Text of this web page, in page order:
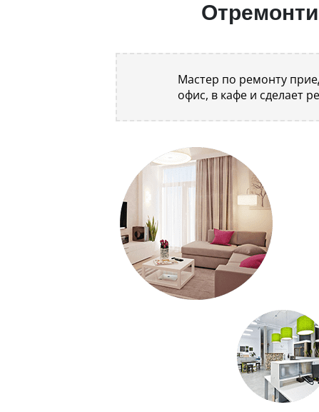
Мастер по ремонту
офис, в кафе и сделает